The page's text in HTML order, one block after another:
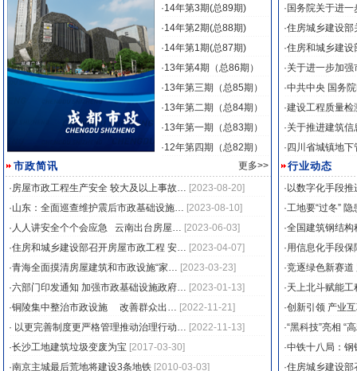
预制电力隧道现场施工观摩活动
2011年度会员大会合影
·14年第3期(总89期)
·14年第2期(总88期)
·14年第1期(总87期)
·13年第4期（总86期）
·13年第三期（总85期）
·13年第二期（总84期）
·13年第一期（总83期）
·12年第四期（总82期）
市政简讯
更多>>
·房屋市政工程生产安全 较大及以上事故… [2023-08-20]
·山东：全面巡查维护震后市政基础设施… [2023-08-10]
· 人人讲安全个个会应急 云南出台房屋… [2023-06-03]
·住房和城乡建设部召开房屋市政工程 安… [2023-04-07]
·青海全面摸清房屋建筑和市政设施“家… [2023-03-23]
·六部门印发通知 加强市政基础设施政府… [2023-01-13]
·铜陵集中整治市政设施 改善群众出… [2022-11-21]
· 以更完善制度更严格管理推动治理行动… [2022-11-13]
·长沙工地建筑垃圾变废为宝 [2017-03-30]
·南京主城最后荒地将建设3条地铁 [2010-03-03]
· 国务院关于进
·住房城乡建设
·住房和城乡建
·关于进一步加
·中共中央 国务
·建设工程质量检
·关于推进建筑
· 四川省城镇地
行业动态
· 以数字化手段
·工地要“过冬” 隐
·全国建筑钢结
·用信息化手段
·竞逐绿色新赛
·天上北斗赋能工
·创新引领 产业
·“黑科技”亮相
·中铁十八局：钢
·住房城乡建设